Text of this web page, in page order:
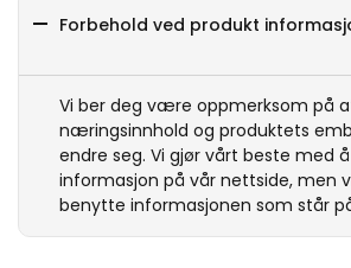
Forbehold ved produkt
Vi ber deg være oppmerksom på
næringsinnhold og produktets
endre seg. Vi gjør vårt beste med
informasjon på vår nettside, men
benytte informasjonen som står